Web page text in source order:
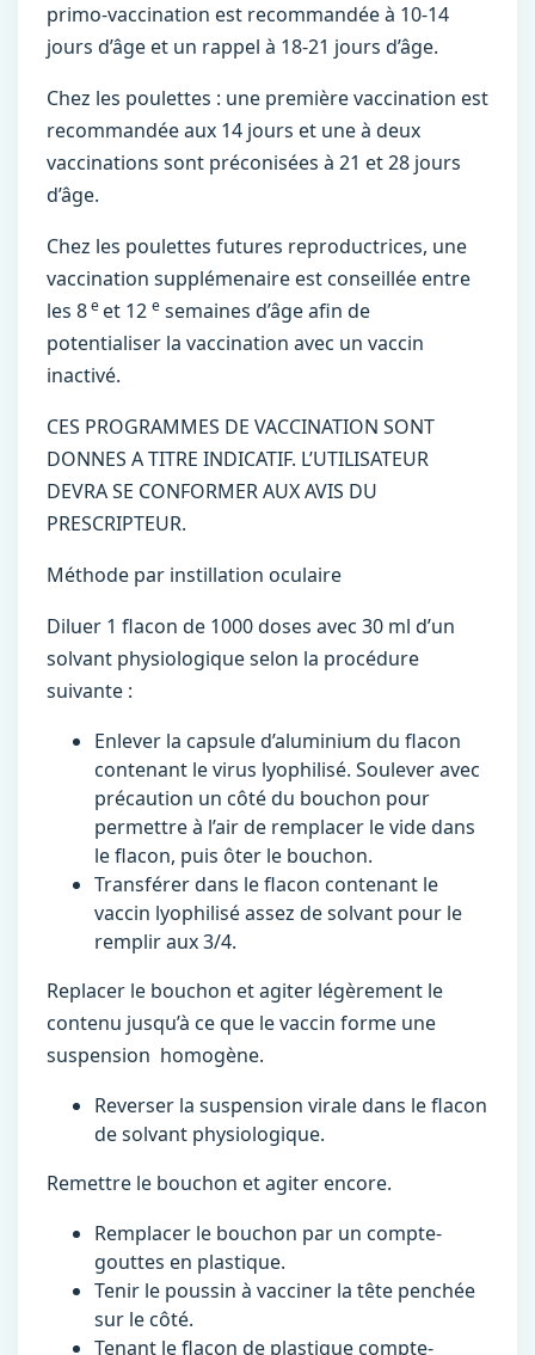
primo-vaccination est recommandée à 10-14
jours d’âge et un rappel à 18-21 jours d’âge.
Chez les poulettes : une première vaccination est
recommandée aux 14 jours et une à deux
vaccinations sont préconisées à 21 et 28 jours
d’âge.
Chez les poulettes futures reproductrices, une
vaccination supplémenaire est conseillée entre
les 8e et 12 e semaines d’âge afin de
potentialiser la vaccination avec un vaccin
inactivé.
CES PROGRAMMES DE VACCINATION SONT
DONNES A TITRE INDICATIF. L’UTILISATEUR
DEVRA SE CONFORMER AUX AVIS DU
PRESCRIPTEUR.
Méthode par instillation oculaire
Diluer 1 flacon de 1000 doses avec 30 ml d’un
solvant physiologique selon la procédure
suivante :
Enlever la capsule d’aluminium du flacon
contenant le virus lyophilisé. Soulever avec
précaution un côté du bouchon pour
permettre à l’air de remplacer le vide dans
le flacon, puis ôter le bouchon.
Transférer dans le flacon contenant le
vaccin lyophilisé assez de solvant pour le
remplir aux 3/4.
Replacer le bouchon et agiter légèrement le
contenu jusqu’à ce que le vaccin forme une
suspension homogène.
Reverser la suspension virale dans le flacon
de solvant physiologique.
Remettre le bouchon et agiter encore.
Remplacer le bouchon par un compte-
gouttes en plastique.
Tenir le poussin à vacciner la tête penchée
sur le côté.
Tenant le flacon de plastique compte-